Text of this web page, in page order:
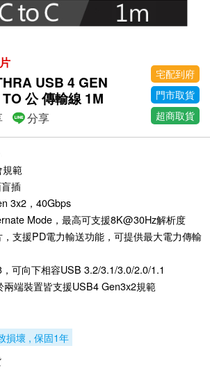
USB 4 GEN
公 傳輸線 1M
宅配到府
門市取貨
超商取貨
分享
範
插
3x2，40Gbps
Mode，最高可支援8K@30Hz解析度
，支援PD電力輸送功能，可提供最大電力傳輸
可向下相容USB 3.2/3.1/3.0/2.0/1.1
兩端裝置皆支援USB4 Gen3x2規範
損壞 , 保固1年